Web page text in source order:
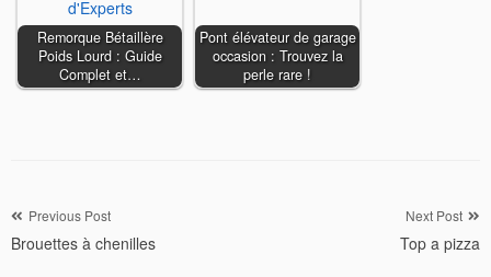
Remorque Bétaillère
Poids Lourd : Guide
Complet et…
Pont élévateur de garage
occasion : Trouvez la
perle rare !
Navigation
de
Previous Post
Brouettes à chenilles
Next Post
Top a pizza